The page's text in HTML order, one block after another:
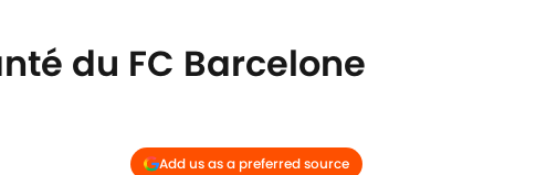
du FC Barcelone
Add us as a preferred source